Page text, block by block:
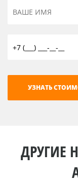
ДРУГИЕ